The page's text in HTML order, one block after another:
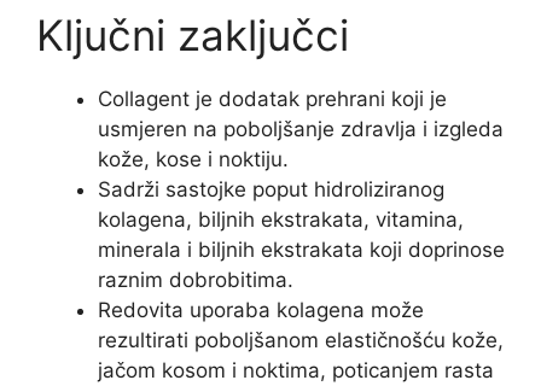
Ključni zaključci
Collagent je dodatak prehrani koji je
usmjeren na poboljšanje zdravlja i izgleda
kože, kose i noktiju.
Sadrži sastojke poput hidroliziranog
kolagena, biljnih ekstrakata, vitamina,
minerala i biljnih ekstrakata koji doprinose
raznim dobrobitima.
Redovita uporaba kolagena može
rezultirati poboljšanom elastičnošću kože,
jačom kosom i noktima, poticanjem rasta